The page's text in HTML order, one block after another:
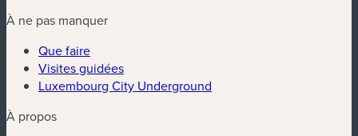
À ne pas manquer
Que faire
Visites guidées
Luxembourg City Underground
À propos